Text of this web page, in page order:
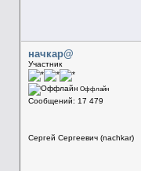
начкар@
Участник
Оффлайн
Сообщений: 17 479
Сергей Сергеевич (nachkar)